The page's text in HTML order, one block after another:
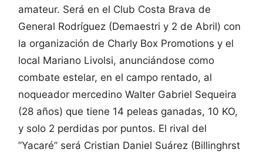
amateur. Será en el Club Costa Brava de
General Rodríguez (Demaestri y 2 de Abril) con
la organización de Charly Box Promotions y el
local Mariano Livolsi, anunciándose como
combate estelar, en el campo rentado, al
noqueador mercedino Walter Gabriel Sequeira
(28 años) que tiene 14 peleas ganadas, 10 KO,
y solo 2 perdidas por puntos. El rival del
”Yacaré” será Cristian Daniel Suárez (Billinghrst